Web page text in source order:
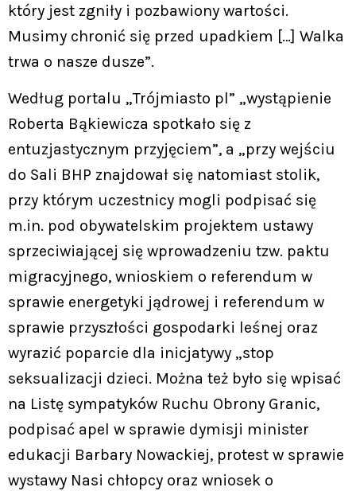
który jest zgniły i pozbawiony wartości.
Musimy chronić się przed upadkiem […] Walka
trwa o nasze dusze”.
Według portalu „Trójmiasto pl” „wystąpienie
Roberta Bąkiewicza spotkało się z
entuzjastycznym przyjęciem”, a „przy wejściu
do Sali BHP znajdował się natomiast stolik,
przy którym uczestnicy mogli podpisać się
m.in. pod obywatelskim projektem ustawy
sprzeciwiającej się wprowadzeniu tzw. paktu
migracyjnego, wnioskiem o referendum w
sprawie energetyki jądrowej i referendum w
sprawie przyszłości gospodarki leśnej oraz
wyrazić poparcie dla inicjatywy „stop
seksualizacji dzieci. Można też było się wpisać
na Listę sympatyków Ruchu Obrony Granic,
podpisać apel w sprawie dymisji minister
edukacji Barbary Nowackiej, protest w sprawie
wystawy Nasi chłopcy oraz wniosek o